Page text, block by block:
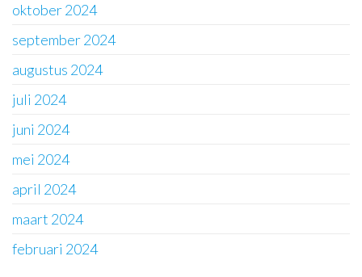
oktober 2024
september 2024
augustus 2024
juli 2024
juni 2024
mei 2024
april 2024
maart 2024
februari 2024